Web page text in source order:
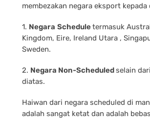
membezakan negara eksport
1. Negara Scheduletermasuk
Kingdom, Eire, Ireland Utara ,
Sweden.
2. Negara Non-Scheduledselain
diatas.
Haiwan dari negara scheduled di
adalah sangat ketat dan adalah